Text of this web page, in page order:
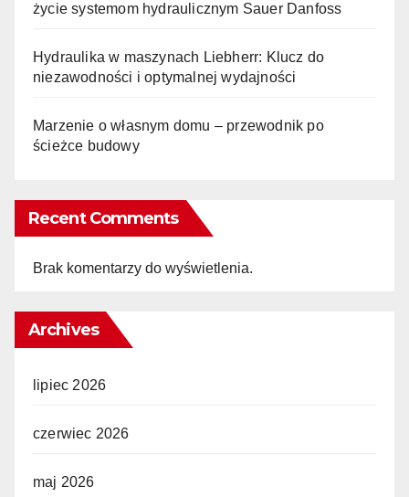
życie systemom hydraulicznym Sauer Danfoss
Hydraulika w maszynach Liebherr: Klucz do
niezawodności i optymalnej wydajności
Marzenie o własnym domu – przewodnik po
ścieżce budowy
Recent Comments
Brak komentarzy do wyświetlenia.
Archives
lipiec 2026
czerwiec 2026
maj 2026